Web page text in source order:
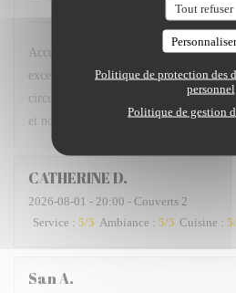
Tout refuser
Personnaliser
Politique de protection des
personnel
Politique de gestion
Accueil très professionnel et très gentil
excellents, belle présentation … la
circulation et du bruit des moteurs est
et nous en parlerons aux amis.
CATHERINED
2026-08-01 - 20:00 - Couverts 2
Service : 5/5 Ambiance : 5/5 Cuisine : 5
SanA